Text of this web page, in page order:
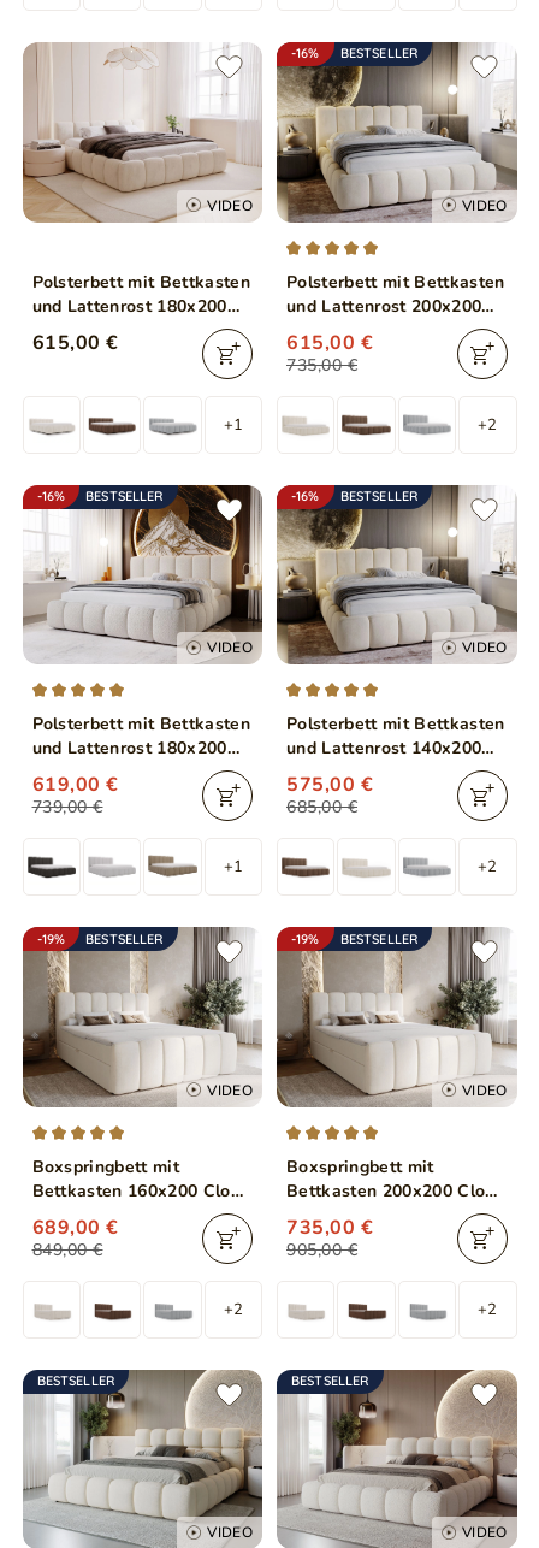
VIDEO
Polsterbett mit Bettkasten
und Lattenrost 180x200
Cloud Low Beige
615,00 €
+1
-16% BESTSELLER
VIDEO
Polsterbett mit Bettkasten
und Lattenrost 200x200
Cloud Beige
735,00 €
615,00 €
+2
-16% BESTSELLER
VIDEO
Polsterbett mit Bettkasten
und Lattenrost 180x200
Cloud Bouclé-Stoff Beige
739,00 €
619,00 €
+1
-16% BESTSELLER
VIDEO
Polsterbett mit Bettkasten
und Lattenrost 140x200
Cloud Beige
685,00 €
575,00 €
+2
-19% BESTSELLER
VIDEO
Boxspringbett mit
Bettkasten 160x200 Cloud
Beige
849,00 €
689,00 €
+2
-19% BESTSELLER
VIDEO
Boxspringbett mit
Bettkasten 200x200 Cloud
Beige
905,00 €
735,00 €
+2
BESTSELLER
VIDEO
BESTSELLER
VIDEO